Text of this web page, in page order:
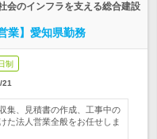
会のインフラを支える総合建設
業】愛知県勤務
制
集、見積書の作成、工事中の
た法人営業全般をお任せしま